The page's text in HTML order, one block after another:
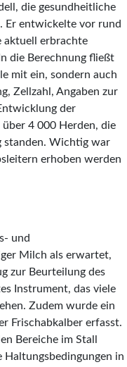
die gesundheitliche
Er entwickelte vor rund
aktuell erbrachte
die Berechnung fließt
mit ein, sondern auch
Zellzahl, Angaben zur
der
4 000 Herden, die
standen. Wichtig war
erhoben werden
und
Milch als erwartet,
zur Beurteilung des
Instrument, das viele
Zudem wurde ein
Frischabkalber erfasst.
Bereiche im Stall
in